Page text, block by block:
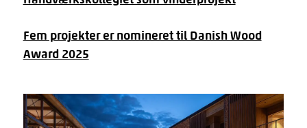
Fem projekter er nomineret til Danish Wood
Award 2025